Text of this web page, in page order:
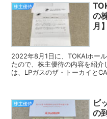
株主優待
の
月】
2022年8月1日に、TOKAIホー
たので、株主優待の内容を紹介
は、LPガスのザ・トーカイと
株主優待
ビ
の